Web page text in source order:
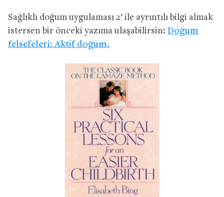
Sağlıklı doğum uygulaması 2’ ile ayrıntılı bilgi almak
istersen bir önceki yazıma ulaşabilirsin: Doğum
felsefeleri: Aktif doğum.